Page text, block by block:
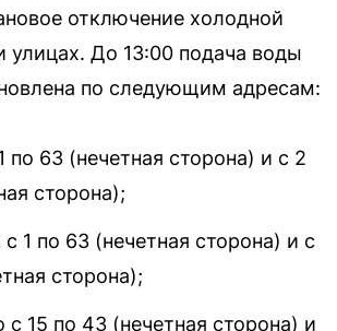
отключение холодной
улицах. До 13:00 подача воды
по следующим адресам:
по 63 (нечетная сторона) и с 2
сторона);
1 по 63 (нечетная сторона) и с
сторона);
с 15 по 43 (нечетная сторона) и